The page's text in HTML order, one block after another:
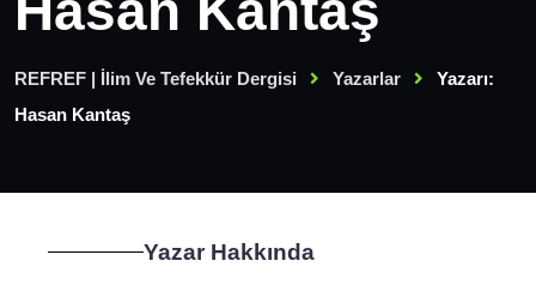
REFREF | İlim Ve Tefekkür Dergisi Yazarlar
Yazarı:
Hasan Kantaş
Yazar Hakkında